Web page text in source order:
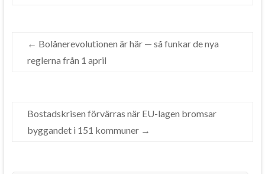
← Bolånerevolutionen är här — så funkar de nya
reglerna från 1 april
Bostadskrisen förvärras när EU-lagen bromsar
byggandet i 151 kommuner →